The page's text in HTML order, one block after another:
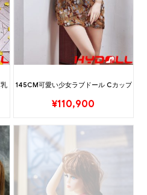
145CM可愛い少女ラブドール Cカップ
¥110,900